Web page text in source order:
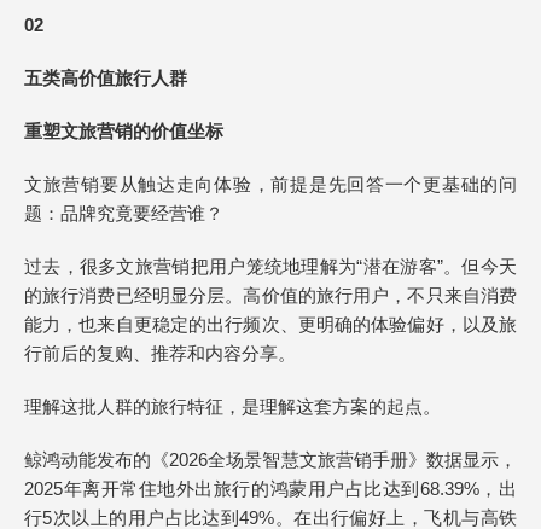
02
五类高价值旅行人群
重塑文旅营销的价值坐标
文旅营销要从触达走向体验，前提是先回答一个更基础的问
题：品牌究竟要经营谁？
过去，很多文旅营销把用户笼统地理解为“潜在游客”。但今天
的旅行消费已经明显分层。高价值的旅行用户，不只来自消费
能力，也来自更稳定的出行频次、更明确的体验偏好，以及旅
行前后的复购、推荐和内容分享。
理解这批人群的旅行特征，是理解这套方案的起点。
鲸鸿动能发布的《2026全场景智慧文旅营销手册》数据显示，
2025年离开常住地外出旅行的鸿蒙用户占比达到68.39%，出
行5次以上的用户占比达到49%。在出行偏好上，飞机与高铁